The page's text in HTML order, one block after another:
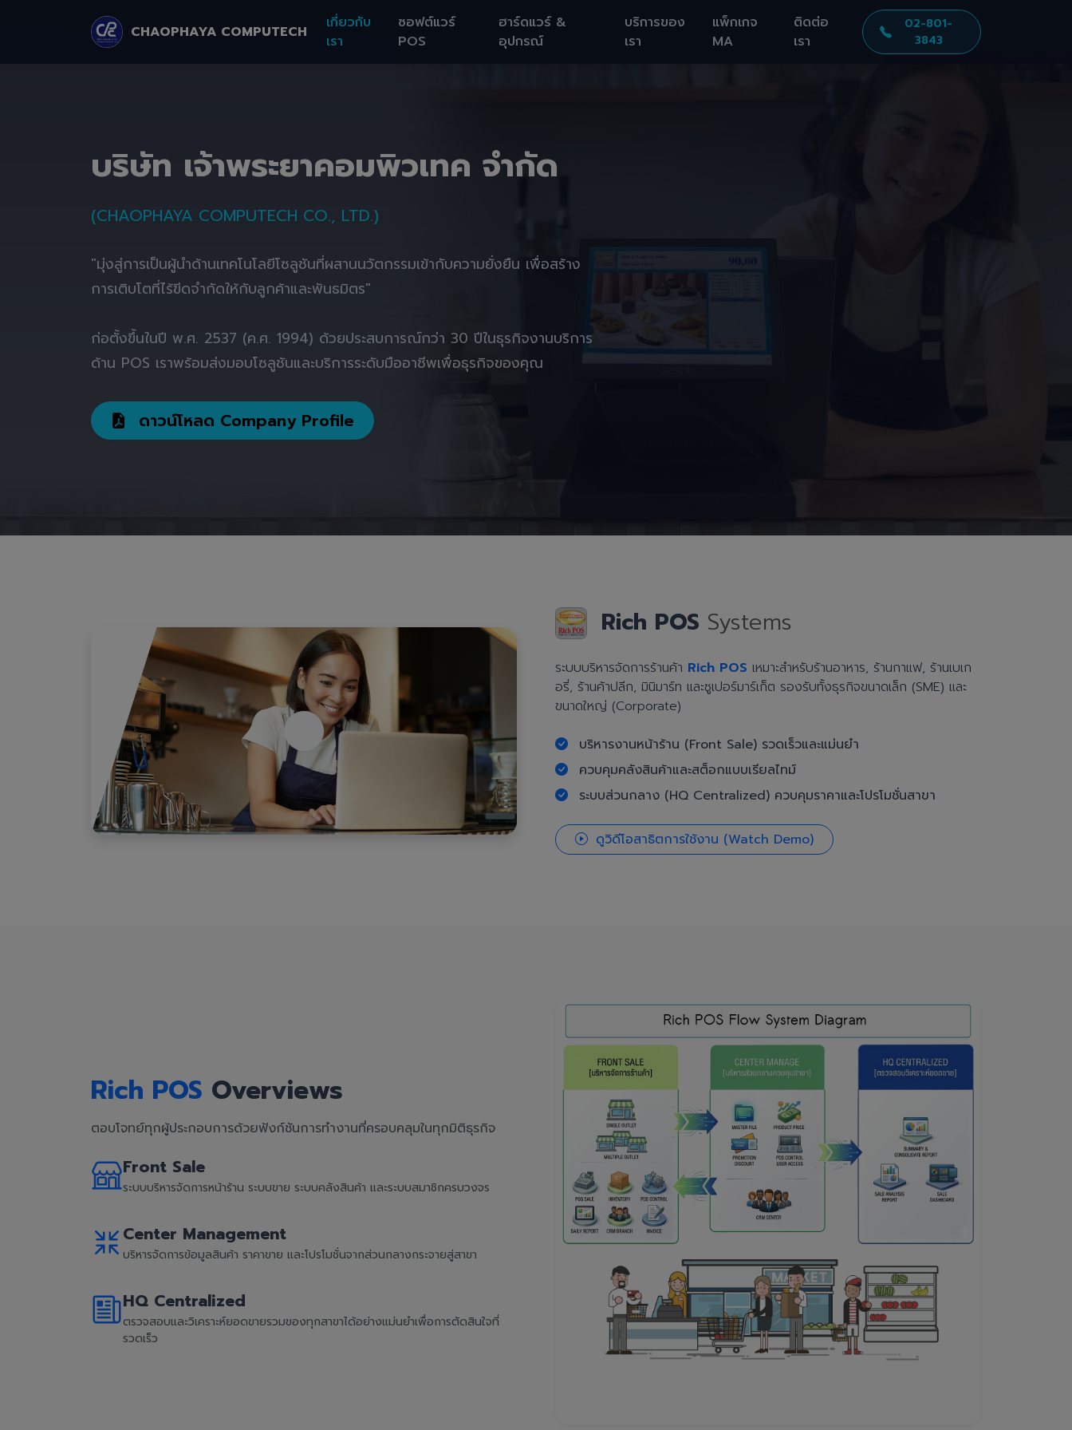
CHAOPHAYA COMPUTECH
เกี่ยวกับ
เรา
ซอฟต์แวร์
POS
ฮาร์ดแวร์ &
อุปกรณ์
บริการของ
เรา
แพ็กเกจ
MA
ติดต่อ
เรา
02-801-
3843
บริษัท เจ้าพระยาคอมพิวเทค จำกัด
(CHAOPHAYA COMPUTECH CO., LTD.)
"มุ่งสู่การเป็นผู้นำด้านเทคโนโลยีโซลูชันที่ผสานนวัตกรรมเข้ากับความยั่งยืน เพื่อสร้าง
การเติบโตที่ไร้ขีดจำกัดให้กับลูกค้าและพันธมิตร"
ก่อตั้งขึ้นในปี พ.ศ. 2537 (ค.ศ. 1994) ด้วยประสบการณ์กว่า 30 ปีในธุรกิจงานบริการ
ด้าน POS เราพร้อมส่งมอบโซลูชันและบริการระดับมืออาชีพเพื่อธุรกิจของคุณ
ดาวน์โหลด Company Profile
Rich POS Systems
ระบบบริหารจัดการร้านค้า Rich POS เหมาะสำหรับร้านอาหาร, ร้านกาแฟ, ร้านเบเก
อรี่, ร้านค้าปลีก, มินิมาร์ท และซูเปอร์มาร์เก็ต รองรับทั้งธุรกิจขนาดเล็ก (SME) และ
ขนาดใหญ่ (Corporate)
บริหารงานหน้าร้าน (Front Sale) รวดเร็วและแม่นยำ
ควบคุมคลังสินค้าและสต็อกแบบเรียลไทม์
ระบบส่วนกลาง (HQ Centralized) ควบคุมราคาและโปรโมชั่นสาขา
ดูวิดีโอสาธิตการใช้งาน (Watch Demo)
Rich POS Overviews
ตอบโจทย์ทุกผู้ประกอบการด้วยฟังก์ชันการทำงานที่ครอบคลุมในทุกมิติธุรกิจ
Front Sale
ระบบบริหารจัดการหน้าร้าน ระบบขาย ระบบคลังสินค้า และระบบสมาชิกครบวงจร
Center Management
บริหารจัดการข้อมูลสินค้า ราคาขาย และโปรโมชั่นจากส่วนกลางกระจายสู่สาขา
HQ Centralized
ตรวจสอบและวิเคราะห์ยอดขายรวมของทุกสาขาได้อย่างแม่นยำเพื่อการตัดสินใจที่
รวดเร็ว